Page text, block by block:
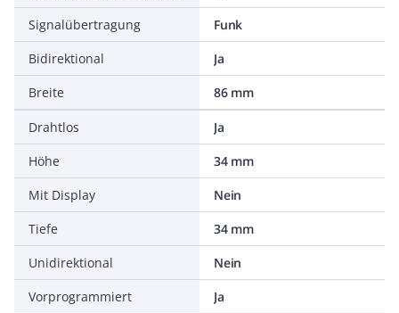
Signalübertragung
Funk
Bidirektional
Ja
Breite
86 mm
Drahtlos
Ja
Höhe
34 mm
Mit Display
Nein
Tiefe
34 mm
Unidirektional
Nein
Vorprogrammiert
Ja